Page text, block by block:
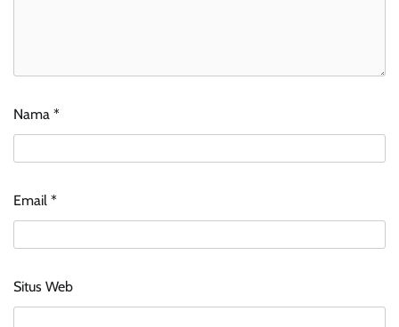
Nama *
Email *
Situs Web